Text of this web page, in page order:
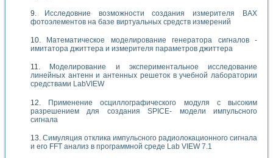
Исследовние возможности создания измерителя ВАХ
фотоэлементов на базе виртуальных средств измерений
Математическое моделирование генератора сигналов -
имитатора джиттера и измерителя параметров джиттера
Моделирование и экспериментальное исследование
линейных антенн и антенных решеток в учебной лаборатории
средствами LabVIEW
Применение осциллографического модуля с высоким
разрешением для создания SPICE- модели импульсного
сигнала
Симуляция отклика импульсного радиолокационного сигнала
и его FFT анализ в программной среде Lab VIEW 7.1